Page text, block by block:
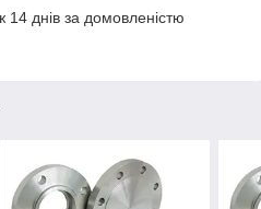
днів за домовленістю